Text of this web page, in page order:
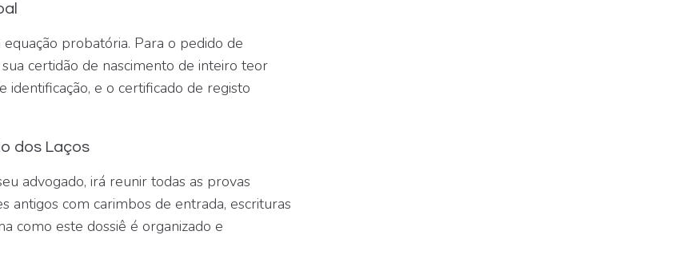
probatória. Para o pedido de
sua certidão de nascimento de inteiro teor
identificação, e o certificado de registo
dos Laços
advogado, irá reunir todas as provas
antigos com carimbos de entrada, escrituras
como este dossiê é organizado e